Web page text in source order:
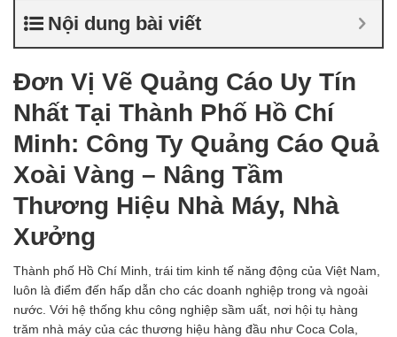
Nội dung bài viết
Đơn Vị Vẽ Quảng Cáo Uy Tín
Nhất Tại Thành Phố Hồ Chí
Minh: Công Ty Quảng Cáo Quả
Xoài Vàng – Nâng Tầm
Thương Hiệu Nhà Máy, Nhà
Xưởng
Thành phố Hồ Chí Minh, trái tim kinh tế năng động của Việt Nam,
luôn là điểm đến hấp dẫn cho các doanh nghiệp trong và ngoài
nước. Với hệ thống khu công nghiệp sầm uất, nơi hội tụ hàng
trăm nhà máy của các thương hiệu hàng đầu như Coca Cola,